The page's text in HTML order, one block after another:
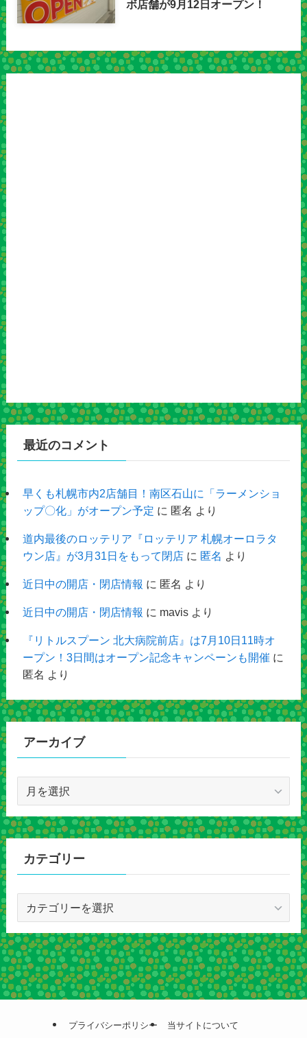
ボ店舗が9月12日オープン！
最近のコメント
早くも札幌市内2店舗目！南区石山に「ラーメンショ
ップ〇化」がオープン予定 に 匿名 より
道内最後のロッテリア『ロッテリア 札幌オーロラタ
ウン店』が3月31日をもって閉店に 匿名 より
近日中の開店・閉店情報 に 匿名 より
近日中の開店・閉店情報 に mavisより
『リトルスプーン 北大病院前店』は7月10日11時オ
ープン！3日間はオープン記念キャンペーンも開催 に
匿名 より
アーカイブ
カ
イ
カテゴリー
ゴ
リ
ー
プライバシーポリシー 当サイトについて